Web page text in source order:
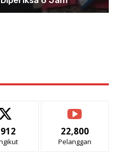
22,800
Pelanggan